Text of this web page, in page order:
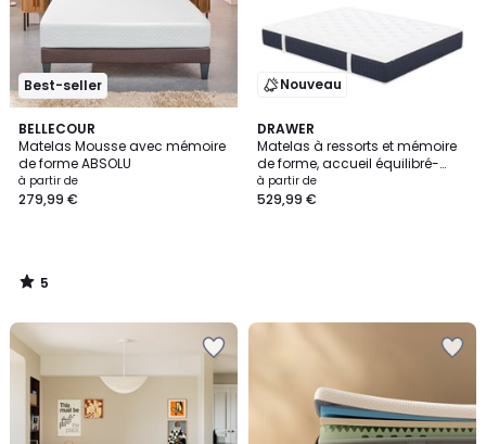
Best-seller
BELLECOUR
Matelas Mousse avec mémoire
de forme ABSOLU
à partir de
279,99 €
5
/
5
5
/
Nouveau
DRAWER
Matelas à ressorts et mémoire
de forme, accueil équilibré-
MOJO
à partir de
529,99 €